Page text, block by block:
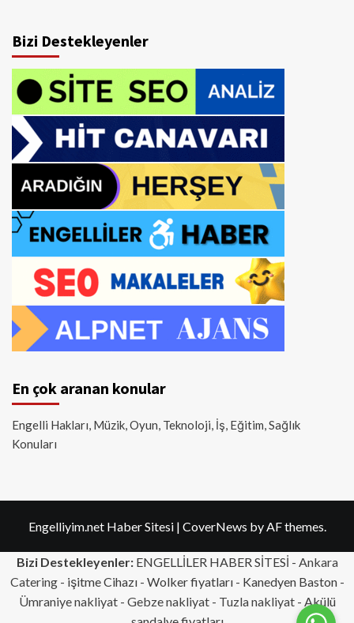
Bizi Destekleyenler
En çok aranan konular
Engelli Hakları, Müzik, Oyun, Teknoloji, İş, Eğitim, Sağlık
Konuları
Engelliyim.net Haber Sitesi | CoverNews by AF themes.
Bizi Destekleyenler:ENGELLİLER HABER SİTESİ - Ankara
Catering- işitme Cihazı - Wolker fiyatları - Kanedyen Baston -
Ümraniye nakliyat- Gebze nakliyat- Tuzla nakliyat- Akülü